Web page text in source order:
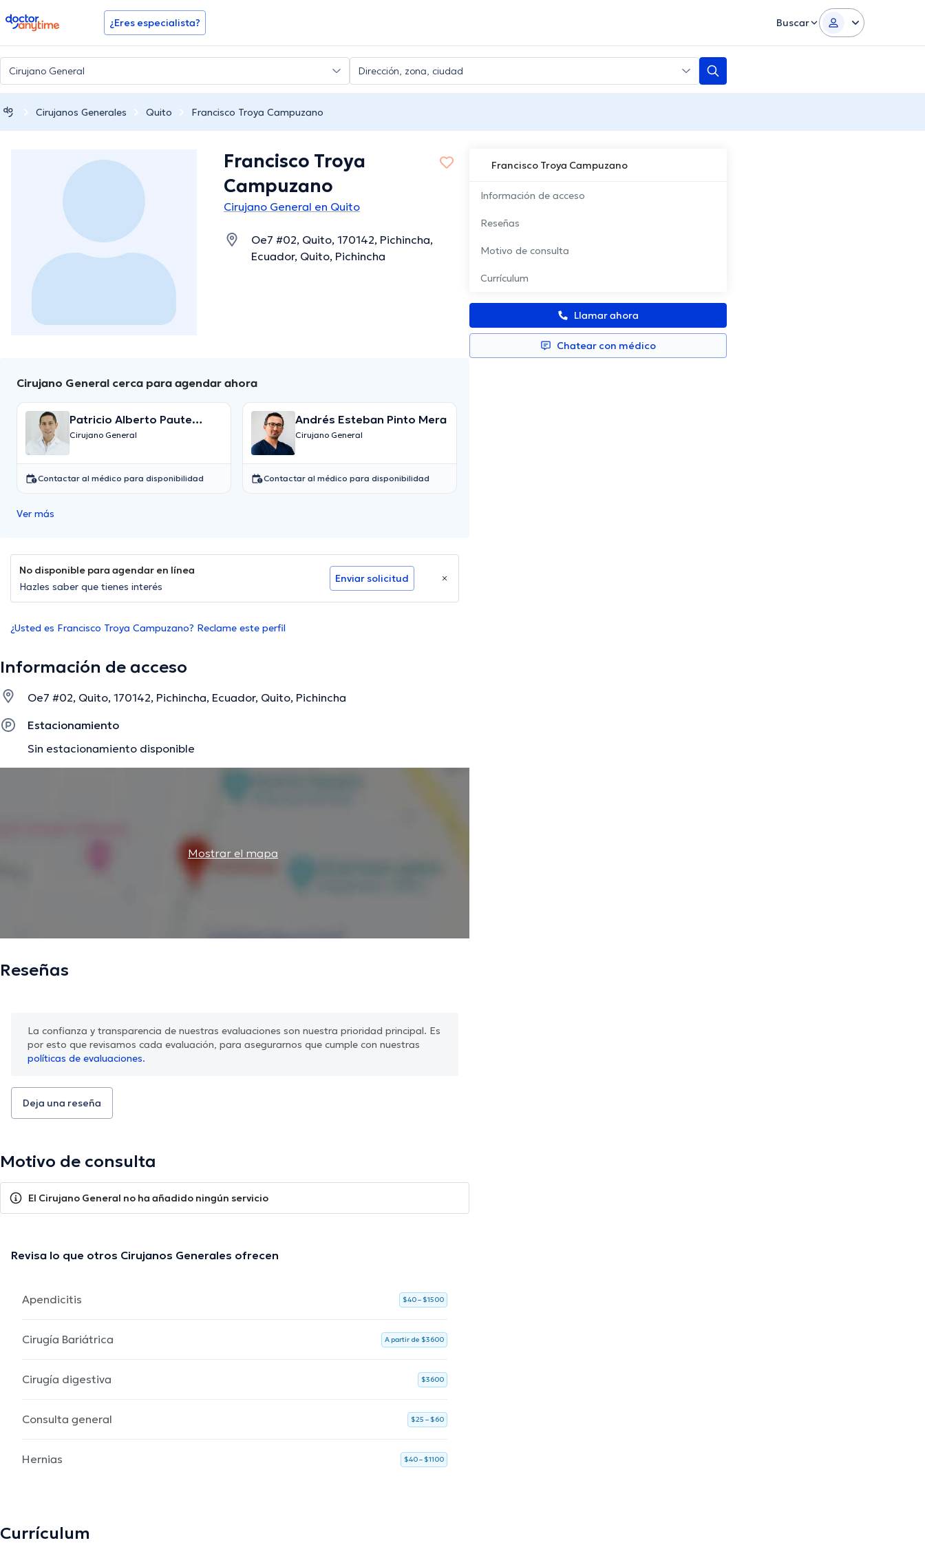
doctoranytime ¿Eres especialista? Buscar
Cirujanos Generales Quito Francisco Troya Campuzano
Francisco Troya Campuzano
Información de acceso
Reseñas
Motivo de consulta
Currículum
Llamar ahora
Chatear con médico
Francisco Troya
Campuzano
Cirujano General en Quito
Oe7 #02, Quito, 170142, Pichincha,
Ecuador, Quito, Pichincha
Cirujano General cerca para agendar ahora
Patricio Alberto Paute
Vallejo
Cirujano General
Contactar al médico para disponibilidad
Andrés Esteban Pinto Mera
Cirujano General
Contactar al médico para disponibilidad
Ver más
No disponible para agendar en línea
Hazles saber que tienes interés
Enviar solicitud
¿Usted es Francisco Troya Campuzano? Reclame este perfil
Información de acceso
Oe7 #02, Quito, 170142, Pichincha, Ecuador, Quito, Pichincha
Estacionamiento
Sin estacionamiento disponible
Mostrar el mapa
Reseñas
La confianza y transparencia de nuestras evaluaciones son nuestra prioridad principal. Es
por esto que revisamos cada evaluación, para asegurarnos que cumple con nuestras
políticas de evaluaciones.
Deja una reseña
Motivo de consulta
El Cirujano General no ha añadido ningún servicio
Revisa lo que otros Cirujanos Generales ofrecen
Apendicitis $40 – $1500
Cirugía Bariátrica A partir de $3600
Cirugía digestiva $3600
Consulta general $25 – $60
Hernias $40 – $1100
Currículum